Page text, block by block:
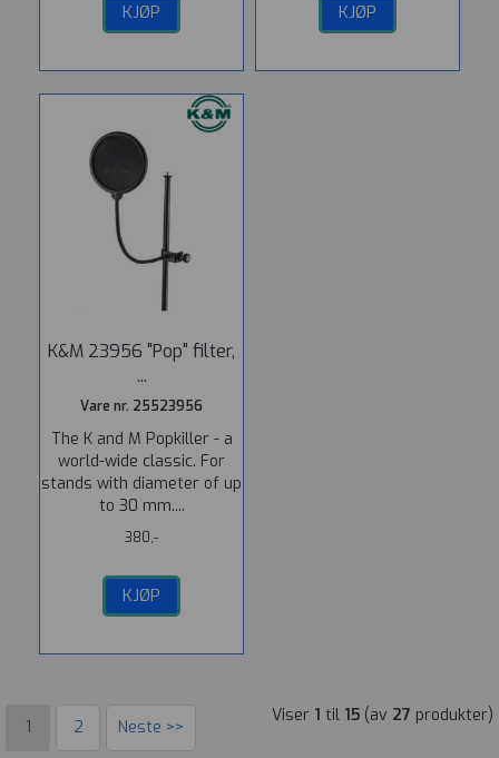
KJØP KJØP
K&M 23956 "Pop" filter,
...
Vare nr. 25523956
The K and M Popkiller - a
world-wide classic. For
stands with diameter of up
to 30 mm....
380,-
KJØP
1 2 Neste >>
Viser 1 til 15 (av 27 produkter)